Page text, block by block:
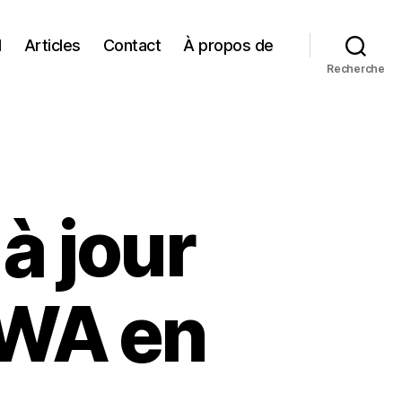
Articles Contact À propos de
Recherche
jour
en